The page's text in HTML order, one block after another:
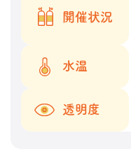
開催状況
水温
透明度